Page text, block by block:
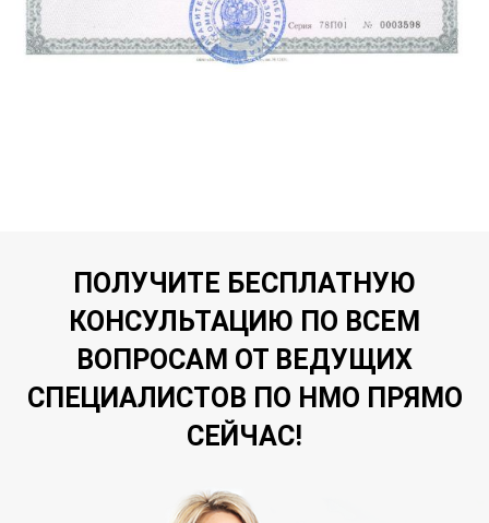
ПОЛУЧИТЕ БЕСПЛАТНУЮ
КОНСУЛЬТАЦИЮ ПО ВСЕМ
ВОПРОСАМ ОТ ВЕДУЩИХ
СПЕЦИАЛИСТОВ ПО НМО ПРЯМО
СЕЙЧАС!